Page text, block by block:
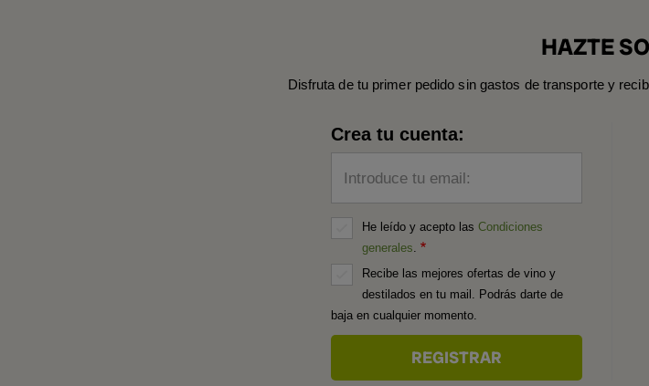
HAZTE
Disfruta de tu primer pedido sin gastos de transporte y
Crea tu cuenta:
Introduce tu email:
He leído y acepto las Condiciones
generales.
Recibe las mejores ofertas de vino y
destilados en tu mail. Podrás darte de
baja en cualquier momento.